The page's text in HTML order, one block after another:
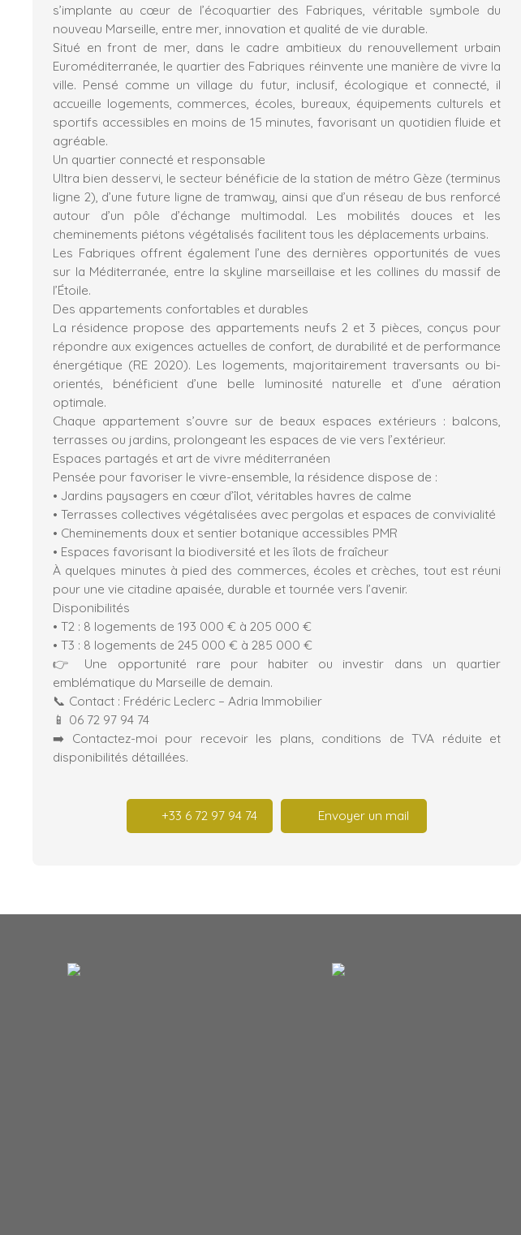
s’implante au cœur de l’écoquartier des Fabriques, véritable symbole du
nouveau Marseille, entre mer, innovation et qualité de vie durable.
Situé en front de mer, dans le cadre ambitieux du renouvellement urbain
Euroméditerranée, le quartier des Fabriques réinvente une manière de vivre la
ville. Pensé comme un village du futur, inclusif, écologique et connecté, il
accueille logements, commerces, écoles, bureaux, équipements culturels et
sportifs accessibles en moins de 15 minutes, favorisant un quotidien fluide et
agréable.
Un quartier connecté et responsable
Ultra bien desservi, le secteur bénéficie de la station de métro Gèze (terminus
ligne 2), d’une future ligne de tramway, ainsi que d’un réseau de bus renforcé
autour d’un pôle d’échange multimodal. Les mobilités douces et les
cheminements piétons végétalisés facilitent tous les déplacements urbains.
Les Fabriques offrent également l’une des dernières opportunités de vues
sur la Méditerranée, entre la skyline marseillaise et les collines du massif de
l’Étoile.
Des appartements confortables et durables
La résidence propose des appartements neufs 2 et 3 pièces, conçus pour
répondre aux exigences actuelles de confort, de durabilité et de performance
énergétique (RE 2020). Les logements, majoritairement traversants ou bi-
orientés, bénéficient d’une belle luminosité naturelle et d’une aération
optimale.
Chaque appartement s’ouvre sur de beaux espaces extérieurs : balcons,
terrasses ou jardins, prolongeant les espaces de vie vers l’extérieur.
Espaces partagés et art de vivre méditerranéen
Pensée pour favoriser le vivre-ensemble, la résidence dispose de :
• Jardins paysagers en cœur d’îlot, véritables havres de calme
• Terrasses collectives végétalisées avec pergolas et espaces de convivialité
• Cheminements doux et sentier botanique accessibles PMR
• Espaces favorisant la biodiversité et les îlots de fraîcheur
À quelques minutes à pied des commerces, écoles et crèches, tout est réuni
pour une vie citadine apaisée, durable et tournée vers l’avenir.
Disponibilités
• T2 : 8 logements de 193 000 € à 205 000 €
• T3 : 8 logements de 245 000 € à 285 000 €
👉 Une opportunité rare pour habiter ou investir dans un quartier
emblématique du Marseille de demain.
📞 Contact : Frédéric Leclerc – Adria Immobilier
📱 06 72 97 94 74
➡️ Contactez-moi pour recevoir les plans, conditions de TVA réduite et
disponibilités détaillées.
+33 6 72 97 94 74 Envoyer un mail